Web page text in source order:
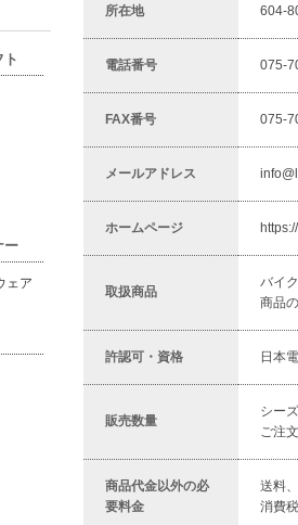
所在地 604-
電話番号 075-
FAX番号 075-
メールアドレス
ホームページ
取扱商品
バイ
商品
許認可・資格 日本
販売数量
シー
ご注
商品代金以外の必
要料金
送料
消費
ー
ェア